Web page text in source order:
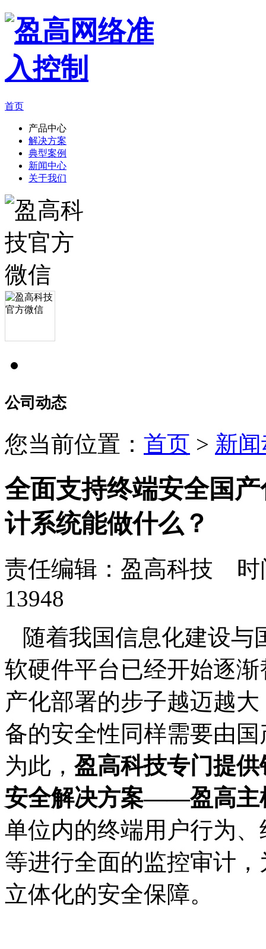
首页
产品中心
解决方案
典型案例
新闻中心
关于我们
公司动态
您当前位置： 首页 > 新
全面支持终端安全国
计系统能做什么？
责任编辑：盈高科技 时
13948
随着我国信息化建设与
软硬件平台已经开始逐
产化部署的步子越迈越
备的安全性同样需要由
为此， 盈高科技专门提
安全解决方案——盈高主
单位内的终端用户行为
等进行全面的监控审计
立体化的安全保障。